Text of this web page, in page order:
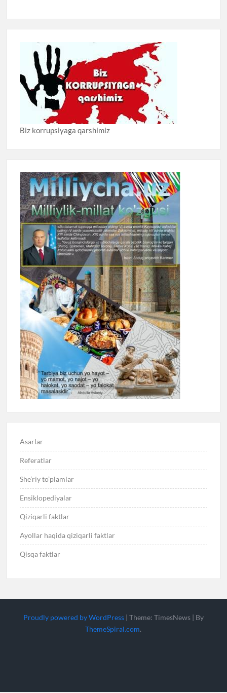
Biz korrupsiyaga qarshimiz
Asarlar
Referatlar
She’riy to’plamlar
Ensiklopediyalar
Qiziqarli faktlar
Ayollar haqida qiziqarli faktlar
Qisqa faktlar
Proudly powered by WordPress | Theme: TimesNews | By
ThemeSpiral.com.